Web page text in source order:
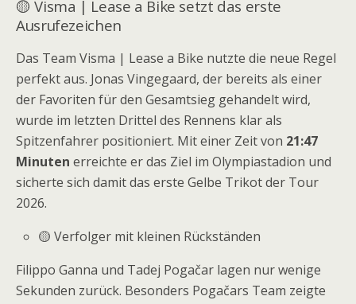
🟡 Visma | Lease a Bike setzt das erste
Ausrufezeichen
Das Team Visma | Lease a Bike nutzte die neue Regel
perfekt aus. Jonas Vingegaard, der bereits als einer
der Favoriten für den Gesamtsieg gehandelt wird,
wurde im letzten Drittel des Rennens klar als
Spitzenfahrer positioniert. Mit einer Zeit von 21:47
Minuten erreichte er das Ziel im Olympiastadion und
sicherte sich damit das erste Gelbe Trikot der Tour
2026.
🟡 Verfolger mit kleinen Rückständen
Filippo Ganna und Tadej Pogačar lagen nur wenige
Sekunden zurück. Besonders Pogačars Team zeigte